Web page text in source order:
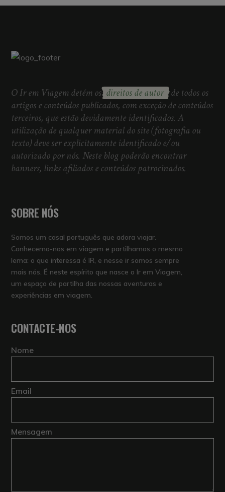
O Ir em Viagem detém os direitos de autor de todos os
artigos e conteúdos publicados, com exceção de conteúdos
terceiros, que estão devidamente identificados. A
utilização de qualquer material do site (fotografia ou
texto) deve ser explicitamente identificado e/ou
autorizado por nós. Neste blog poderão encontrar
banners, links afiliados e conteúdos patrocinados.
SOBRE NÓS
Somos um casal português que adora viajar.
Conhecemo-nos em viagem e partilhamos o mesmo
lema: o que interessa é IR, e nesse ir somos sempre
mais nós. É neste espírito que nasce o Ir em Viagem,
um espaço de partilha das nossas aventuras e
experiências em viagem.
CONTACTE-NOS
Nome
Email
Mensagem